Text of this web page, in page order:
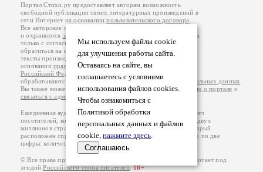
Мы используем файлы cookie
для улучшения работы сайта.
Оставаясь на сайте, вы
соглашаетесь с условиями
использования файлов cookies.
Чтобы ознакомиться с
Политикой обработки
персональных данных и файлов
cookie, нажмите здесь.
Соглашаюсь
Портал Стихи.ру предоставляет авторам возможность
свободной публикации своих литературных произведений в
сети Интернет на основаниипользовательского договора
Все авторские права на произведения принадлежат авторам
и охраняются законом
. Перепечатка произведений возможна
только с согласия его автора, к которому вы можете
обратиться на его авторской странице. Ответственность за
тексты произведений авторы несут самостоятельно на
основанииправил публикацииизаконодательства
Российской Федерации
обрабатываются на основанииПолитики обработки персональных данных
Вы также можете посмотреть более подробнуюинформацию о портале и
связаться с администрацией
Ежедневная аудитория портала Стихи.ру – порядка 200 тысяч
посетителей, которые в общей сумме просматривают более двух
миллионов страниц по данным счетчика посещаемости, который
расположен справа от этого текста. В каждой графе указано по две
цифры: количество просмотров и количество посетителей.
© Все права принадлежат авторам, 2000-2026. Портал работает под
эгидойРоссийского союза писателей.18+